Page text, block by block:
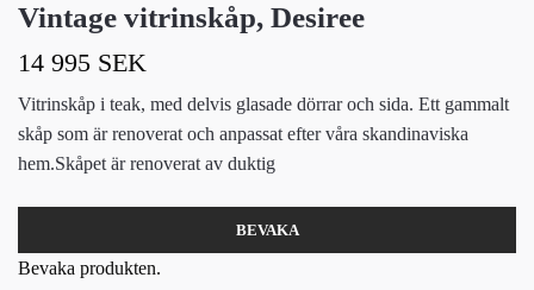
Vintage vitrinskåp, Desiree
14 995 SEK
Vitrinskåp i teak, med delvis glasade dörrar och sida. Ett gammalt
skåp som är renoverat och anpassat efter våra skandinaviska
hem.Skåpet är renoverat av duktig
BEVAKA
Bevaka produkten.